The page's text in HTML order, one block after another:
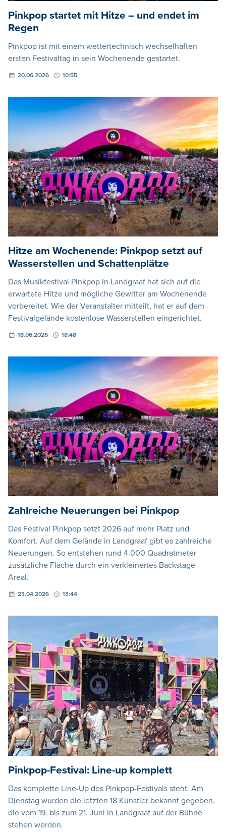
Pinkpop startet mit Hitze – und endet im
Regen
Pinkpop ist mit einem wettertechnisch wechselhaften
ersten Festivaltag in sein Wochenende gestartet.
20.06.2026 10:55
Hitze am Wochenende: Pinkpop setzt auf
Wasserstellen und Schattenplätze
Das Musikfestival Pinkpop in Landgraaf hat sich auf die
erwartete Hitze und mögliche Gewitter am Wochenende
vorbereitet. Wie der Veranstalter mitteilt, hat er auf dem
Festivalgelände kostenlose Wasserstellen eingerichtet.
18.06.2026 18:48
Zahlreiche Neuerungen bei Pinkpop
Das Festival Pinkpop setzt 2026 auf mehr Platz und
Komfort. Auf dem Gelände in Landgraaf gibt es zahlreiche
Neuerungen. So entstehen rund 4.000 Quadratmeter
zusätzliche Fläche durch ein verkleinertes Backstage-
Areal.
23.04.2026 13:44
Pinkpop-Festival: Line-up komplett
Das komplette Line-Up des Pinkpop-Festivals steht. Am
Dienstag wurden die letzten 18 Künstler bekannt gegeben,
die vom 19. bis zum 21. Juni in Landgraaf auf der Bühne
stehen werden.